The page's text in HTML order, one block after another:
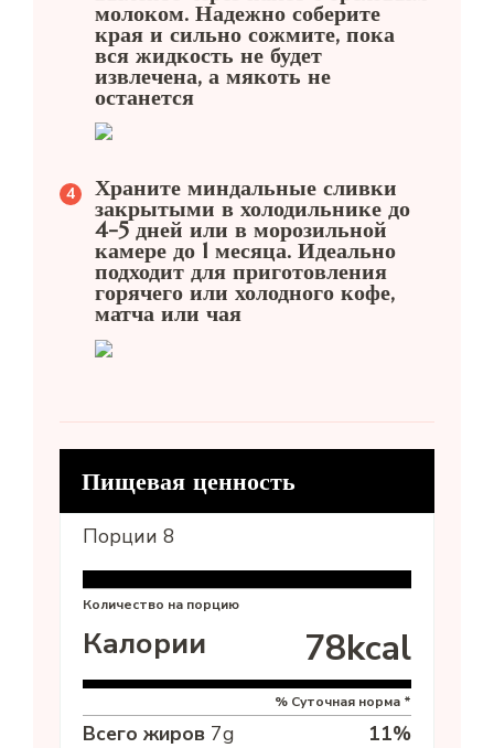
молоком. Надежно соберите
края и сильно сожмите, пока
вся жидкость не будет
извлечена, а мякоть не
останется
Храните миндальные сливки
закрытыми в холодильнике до
4-5 дней или в морозильной
камере до 1 месяца. Идеально
подходит для приготовления
горячего или холодного кофе,
матча или чая
Пищевая ценность
Порции 8
Количество на порцию
Калории 78kcal
% Суточная норма *
Всего жиров 7g 11%